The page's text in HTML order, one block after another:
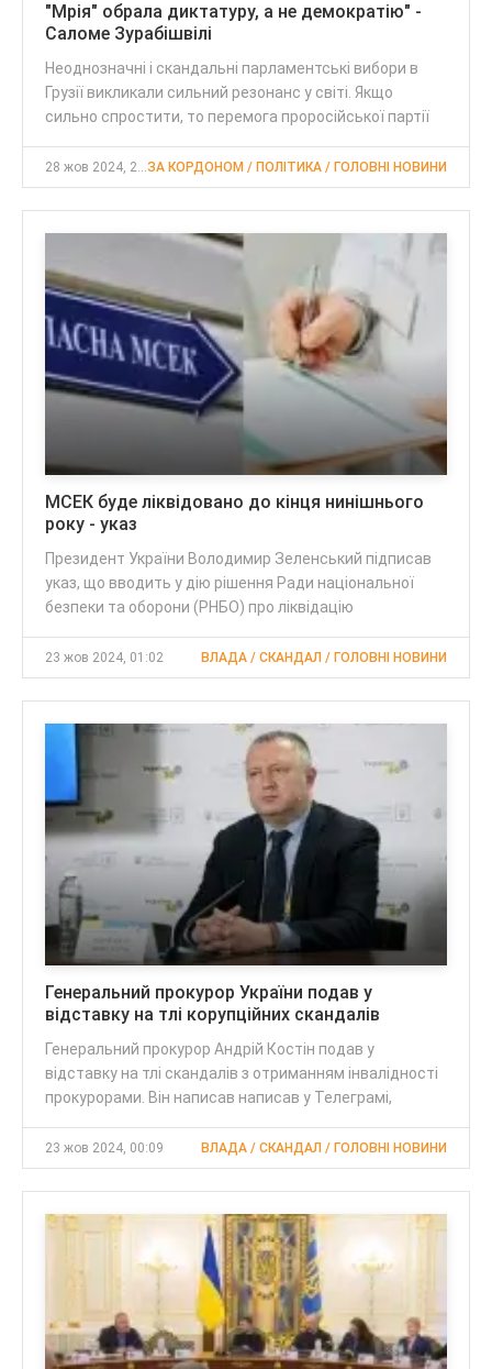
"Мрія" обрала диктатуру, а не демократію" -
Саломе Зурабішвілі
Неоднозначні і скандальні парламентські вибори в
Грузії викликали сильний резонанс у світі. Якщо
сильно спростити, то перемога проросійської партії
28 жов 2024, 22:34ЗА КОРДОНОМ / ПОЛІТИКА / ГОЛОВНІ НОВИНИ
МСЕК буде ліквідовано до кінця нинішнього
року - указ
Президент України Володимир Зеленський підписав
указ, що вводить у дію рішення Ради національної
безпеки та оборони (РНБО) про ліквідацію
23 жов 2024, 01:02 ВЛАДА / СКАНДАЛ / ГОЛОВНІ НОВИНИ
Генеральний прокурор України подав у
відставку на тлі корупційних скандалів
Генеральний прокурор Андрій Костін подав у
відставку на тлі скандалів з отриманням інвалідності
прокурорами. Він написав написав у Телеграмі,
23 жов 2024, 00:09 ВЛАДА / СКАНДАЛ / ГОЛОВНІ НОВИНИ